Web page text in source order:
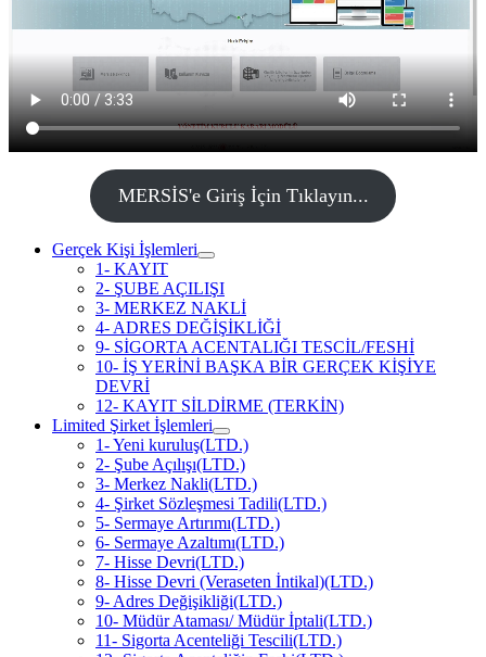
MERSİS'e Giriş İçin Tıklayın...
Gerçek Kişi İşlemleri
1- KAYIT
2- ŞUBE AÇILIŞI
3- MERKEZ NAKLİ
4- ADRES DEĞİŞİKLİĞİ
9- SİGORTA ACENTALIĞI TESCİL/FESHİ
10- İŞ YERİNİ BAŞKA BİR GERÇEK KİŞİYE
DEVRİ
12- KAYIT SİLDİRME (TERKİN)
Limited Şirket İşlemleri
1- Yeni kuruluş(LTD.)
2- Şube Açılışı(LTD.)
3- Merkez Nakli(LTD.)
4- Şirket Sözleşmesi Tadili(LTD.)
5- Sermaye Artırımı(LTD.)
6- Sermaye Azaltımı(LTD.)
7- Hisse Devri(LTD.)
8- Hisse Devri (Veraseten İntikal)(LTD.)
9- Adres Değişikliği(LTD.)
10- Müdür Ataması/ Müdür İptali(LTD.)
11- Sigorta Acenteliği Tescili(LTD.)